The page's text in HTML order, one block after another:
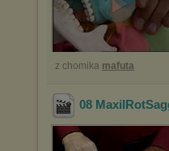
z chomika mafuta
08